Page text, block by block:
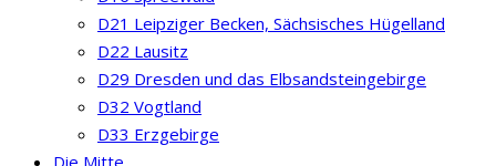
D21 Leipziger Becken, Sächsisches Hügelland
D22 Lausitz
D29 Dresden und das Elbsandsteingebirge
D32 Vogtland
D33 Erzgebirge
Die Mitte